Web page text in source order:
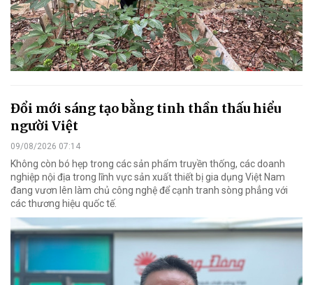
Đổi mới sáng tạo bằng tinh thần thấu hiểu
người Việt
09/08/2026 07:14
Không còn bó hẹp trong các sản phẩm truyền thống, các doanh
nghiệp nội địa trong lĩnh vực sản xuất thiết bị gia dụng Việt Nam
đang vươn lên làm chủ công nghệ để cạnh tranh sòng phẳng với
các thương hiệu quốc tế.